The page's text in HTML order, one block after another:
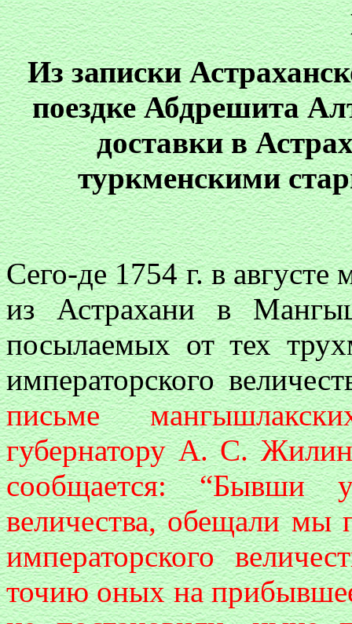
Из записки
поездке Абдрешита
доставки в
туркменскими
Сего-де 1754 г. в
из Астрахани в
посылаемых от тех
императорского
письме
губернатору А. С.
сообщается: “Бывши
величества, обещали мы
императорского
точию оных на